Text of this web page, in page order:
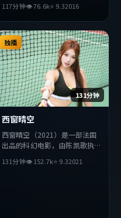
主演。影片在叙事与视听上力求
突破，探讨人性与抉择，节奏张
弛有度，适合喜欢该类型的观众
完整观看。
117分钟👁76.6k⭐ 9.32016
131分钟
独播
西窗晴空
西窗晴空（2021）是一部法国
出品的科幻电影，由陈凯歌执
迪等主演。影片在叙事与视听上
131分钟👁152.7k⭐ 9.32021